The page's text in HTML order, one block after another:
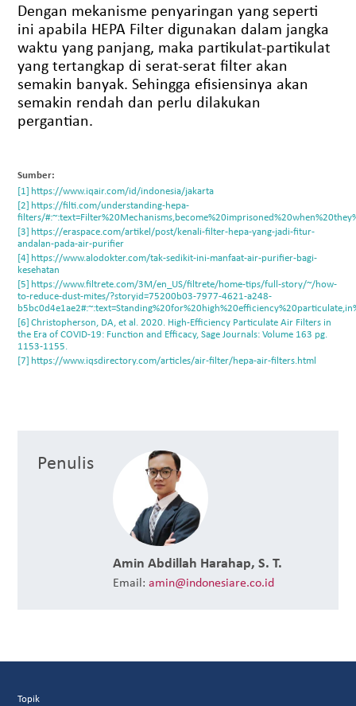
Dengan mekanisme penyaringan yang seperti
ini apabila HEPA Filter digunakan dalam jangka
waktu yang panjang, maka partikulat-partikulat
yang tertangkap di serat-serat filter akan
semakin banyak. Sehingga efisiensinya akan
semakin rendah dan perlu dilakukan
pergantian.
Sumber:
https://www.iqair.com/id/indonesia/jakarta
https://filti.com/understanding-hepa-
filters/
https://eraspace.com/artikel/post/kenali-filter-hepa-yang-jadi-fitur-
andalan-pada-air-purifier
https://www.alodokter.com/tak-sedikit-ini-manfaat-air-purifier-bagi-
kesehatan
https://www.filtrete.com/3M/en_US/filtrete/home-tips/full-story/~/how-
to-reduce-dust-mites/?storyid=75200b03-7977-4621-a248-
Christopherson, DA, et al. 2020. High-Efficiency Particulate Air Filters in
the Era of COVID-19: Function and Efficacy, Sage Journals: Volume 163 pg.
1153-1155.
https://www.iqsdirectory.com/articles/air-filter/hepa-air-filters.html
Penulis
Amin Abdillah Harahap, S. T.
Email:amin@indonesiare.co.id
Topik